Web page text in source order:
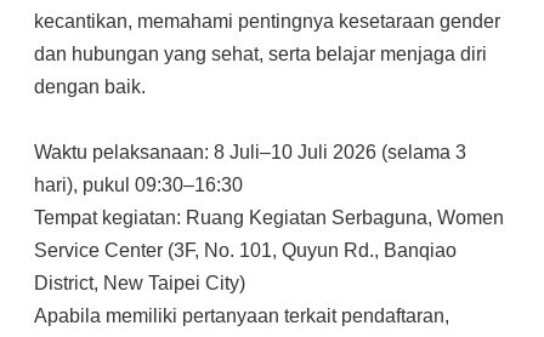
kecantikan, memahami pentingnya kesetaraan gender
dan hubungan yang sehat, serta belajar menjaga diri
dengan baik.
Waktu pelaksanaan: 8 Juli–10 Juli 2026 (selama 3
hari), pukul 09:30–16:30
Tempat kegiatan: Ruang Kegiatan Serbaguna, Women
Service Center (3F, No. 101, Quyun Rd., Banqiao
District, New Taipei City)
Apabila memiliki pertanyaan terkait pendaftaran,